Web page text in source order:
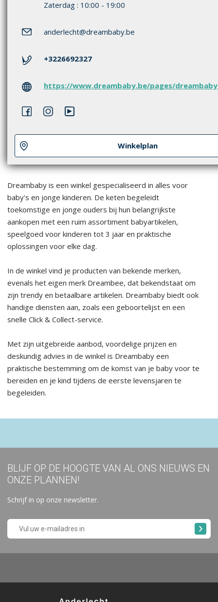
Dreambaby is een winkel gespecialiseerd in alles voor
baby's en jonge kinderen. De keten begeleidt
toekomstige en jonge ouders bij hun belangrijkste
aankopen met een ruim assortiment babyartikelen,
speelgoed voor kinderen tot 3 jaar en praktische
oplossingen voor elke dag.
In de winkel vind je producten van bekende merken,
evenals het eigen merk Dreambee, dat bekendstaat om
zijn trendy en betaalbare artikelen. Dreambaby biedt ook
handige diensten aan, zoals een geboortelijst en een
snelle Click & Collect-service.
Met zijn uitgebreide aanbod, voordelige prijzen en
deskundig advies in de winkel is Dreambaby een
praktische bestemming om de komst van je baby voor te
bereiden en je kind tijdens de eerste levensjaren te
begeleiden.
Zaterdag : 10:00 - 19:00
anderlecht@dreambaby.be
+3226692327
https://www.dreambaby.be/pages/
Winkelplan
BLIJF OP DE HOOGTE VAN AL ONS NIEUWS EN
ONZE PLANNEN!
Schrijf in op onze newsletter.